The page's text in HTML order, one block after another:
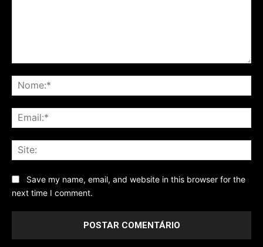
Save my name, email, and website in this browser for the
next time I comment.